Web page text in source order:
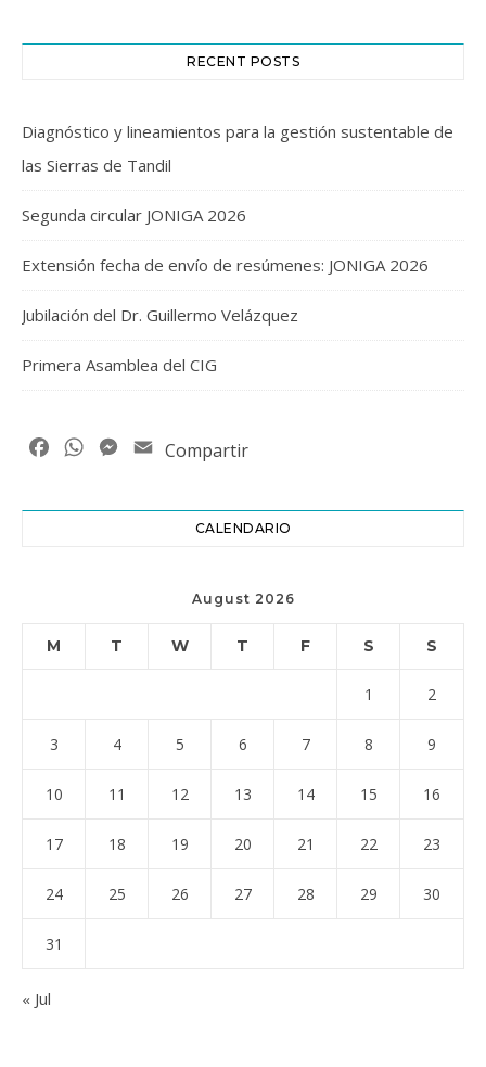
RECENT POSTS
Diagnóstico y lineamientos para la gestión sustentable de
las Sierras de Tandil
Segunda circular JONIGA 2026
Extensión fecha de envío de resúmenes: JONIGA 2026
Jubilación del Dr. Guillermo Velázquez
Primera Asamblea del CIG
FacebookWhatsAppMessenger
Email
Compartir
CALENDARIO
August 2026
M T W T F S S
1 2
3 4 5 6 7 8 9
10 11 12 13 14 15 16
17 18 19 20 21 22 23
24 25 26 27 28 29 30
31
« Jul